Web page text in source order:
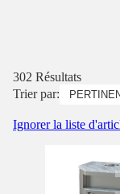
302 Résultats
Trier par:
Ignorer la liste